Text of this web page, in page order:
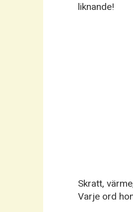
liknande!
Skratt,
Varje ord